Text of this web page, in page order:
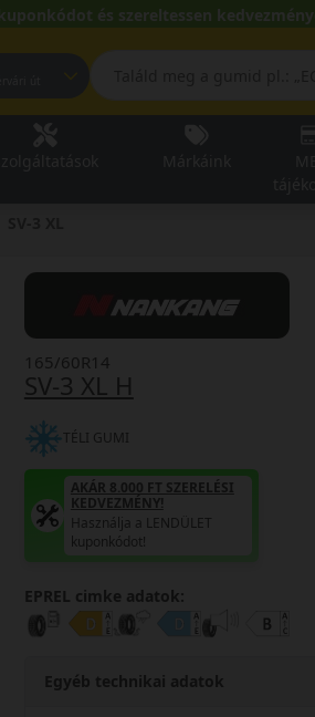
kuponkódot és szereltessen
SV-3 XL H
165/60R14
TÉLI GUMI
AKÁR 8.000 FT SZERELÉSI
KEDVEZMÉNY!
Használja a LENDÜLET
kuponkódot!
EPREL cimke adatok:
Egyéb technikai adatok